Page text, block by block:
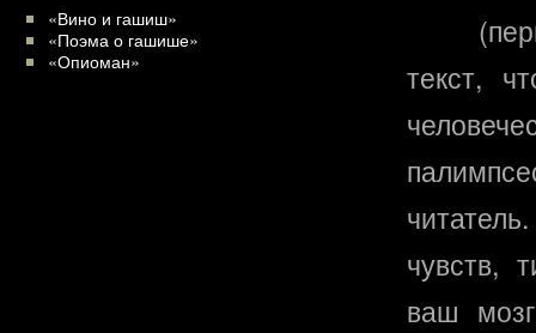
текст,
чувств,
ваш
«Вино и гашиш»
«Поэма о гашише»
«Опиоман»